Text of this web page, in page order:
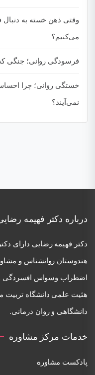
وقتی ذهن خسته به دنبال
می‌کنیم؟
فرسودگی روانی؛ جنگی
خستگی روانی؛ چرا
نمی‌آیند؟
درباره دکتر فهیمه
دكتر فهيمه رضايی دارای
هندوستان روانشناس و
اضطراب وسواس افسردگی
دانشگاهی و روان درمانی.
خدمات مرکز مشاوره
پادکست مشاوره